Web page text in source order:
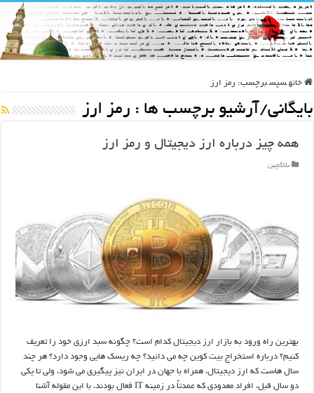
خانه سپس برچسب: رمز ارز
بایگانی/آرشیو برچسب ها : رمز ارز
همه چیز درباره ارز دیجیتال و رمز ارز
بلاکچین
بهترین راه ورود به بازار ارز دیجیتال کدام است؟ چگونه سبد ارزی خود را تعریف
کنیم؟ درباره استخراج بیت کوین چه می دانید؟ چه ریسک هایی وجود دارد؟ هر چند
سال هاست که ارز دیجیتال، همراه با جهان در ایران نیز پیگیری می شود، ولی تا یکی
دو سال قبل، افراد معدودی که عمدتاً در زمینه IT فعال بودند، با این مقوله آشنا